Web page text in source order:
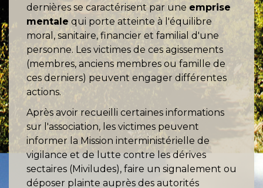
dernières se caractérisent par une emprise
mentale qui porte atteinte à l'équilibre
moral, sanitaire, financier et familial d'une
personne. Les victimes de ces agissements
(membres, anciens membres ou famille de
ces derniers) peuvent engager différentes
actions.
Après avoir recueilli certaines informations
sur l'association, les victimes peuvent
informer la Mission interministérielle de
vigilance et de lutte contre les dérives
sectaires (Miviludes), faire un signalement ou
déposer plainte auprès des autorités